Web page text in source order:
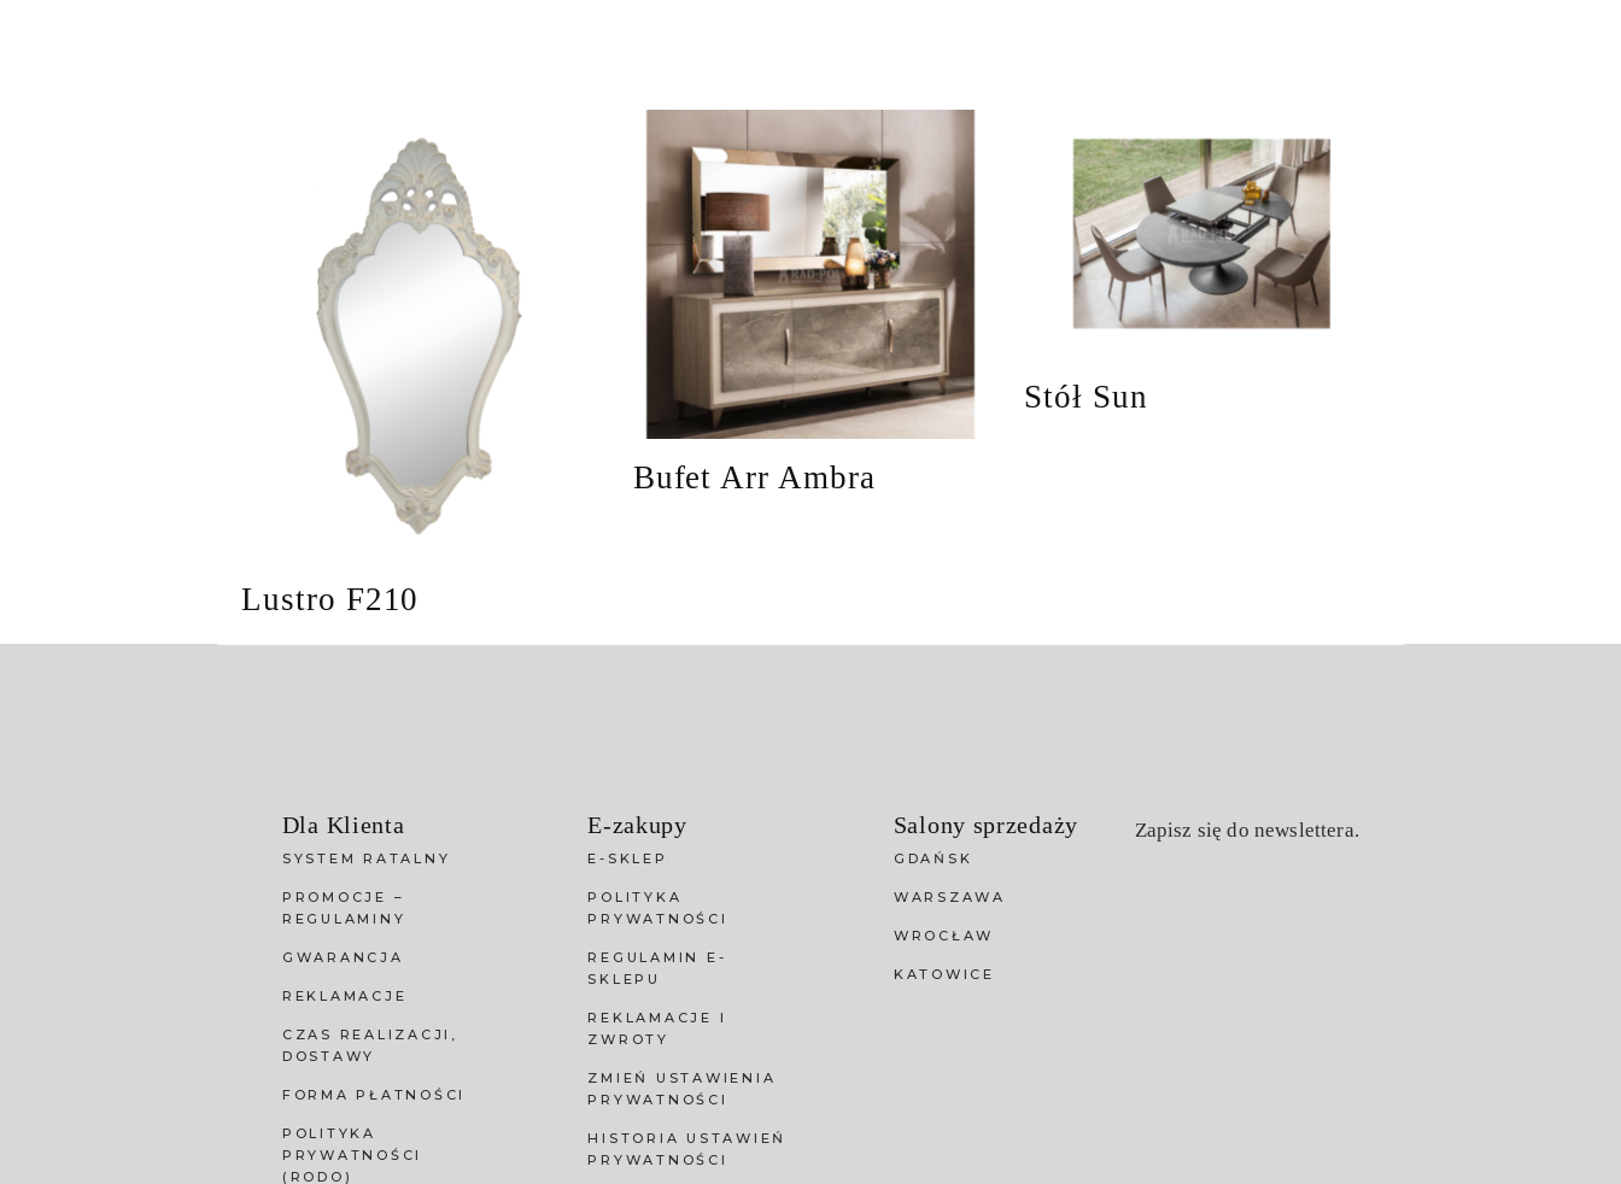
Lustro F210
Bufet Arr Ambra
Stół Sun
Dla Klienta
SYSTEM RATALNY
PROMOCJE –
REGULAMINY
GWARANCJA
REKLAMACJE
CZAS REALIZACJI,
DOSTAWY
FORMA PŁATNOŚCI
POLITYKA
PRYWATNOŚCI
(RODO)
E-zakupy
E-SKLEP
POLITYKA
PRYWATNOŚCI
REGULAMIN E-
SKLEPU
REKLAMACJE I
ZWROTY
ZMIEŃ USTAWIENIA
PRYWATNOŚCI
HISTORIA USTAWIEŃ
PRYWATNOŚCI
Salony sprzedaży
GDAŃSK
WARSZAWA
WROCŁAW
KATOWICE
Zapisz się do newslettera.